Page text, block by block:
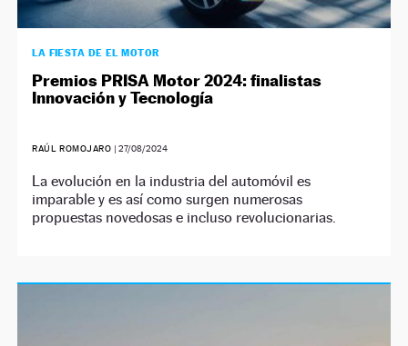
LA FIESTA DE EL MOTOR
Premios PRISA Motor 2024: finalistas
Innovación y Tecnología
RAÚL ROMOJARO |27/08/2024
La evolución en la industria del automóvil es
imparable y es así como surgen numerosas
propuestas novedosas e incluso revolucionarias.